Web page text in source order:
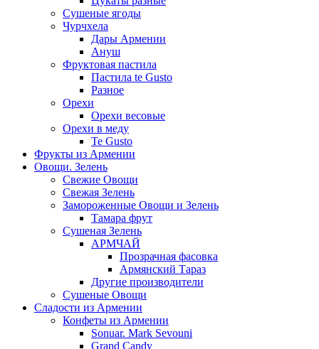
Сушеные ягоды
Чурчхела
Дары Армении
Ануш
Фруктовая пастила
Пастила te Gusto
Разное
Орехи
Орехи весовые
Орехи в меду
Te Gusto
Фрукты из Армении
Овощи. Зелень
Свежие Овощи
Свежая Зелень
Замороженные Овощи и Зелень
Тамара фрут
Сушеная Зелень
АРМЧАЙ
Прозрачная фасовка
Армянский Тараз
Другие производители
Сушеные Овощи
Сладости из Армении
Конфеты из Армении
Sonuar. Mark Sevouni
Grand Candy